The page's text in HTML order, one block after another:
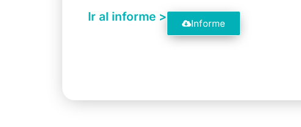
Ir al informe > Informe